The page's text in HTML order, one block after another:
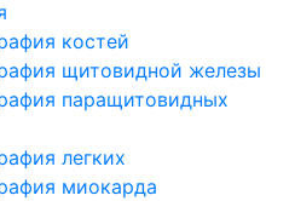
костей
щитовидной железы
паращитовидных
легких
миокарда